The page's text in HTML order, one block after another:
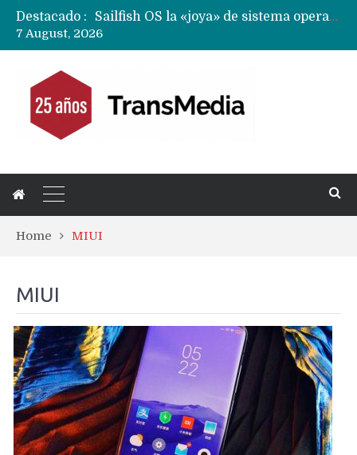
Destacado :
Sailfish OS la «joya» de sistema operativo que Europa planea financiar para competir contra Android, iOS y HarmonyOS
Solo China o Global: Cuáles Huawei MateBook, MatePad y Nova llegarán a Europa y LATAM?
7 August, 2026
Home MIUI
MIUI